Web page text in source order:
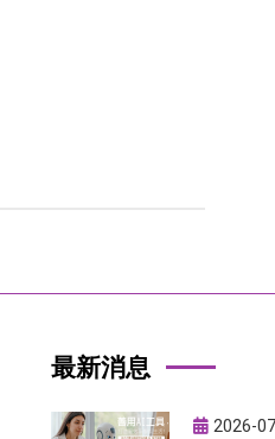
最新消息
2026-